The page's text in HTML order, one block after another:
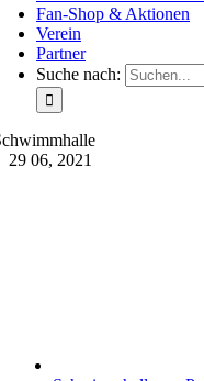
Fan-Shop & Aktionen
Verein
Partner
Suche nach:
29 06, 2021